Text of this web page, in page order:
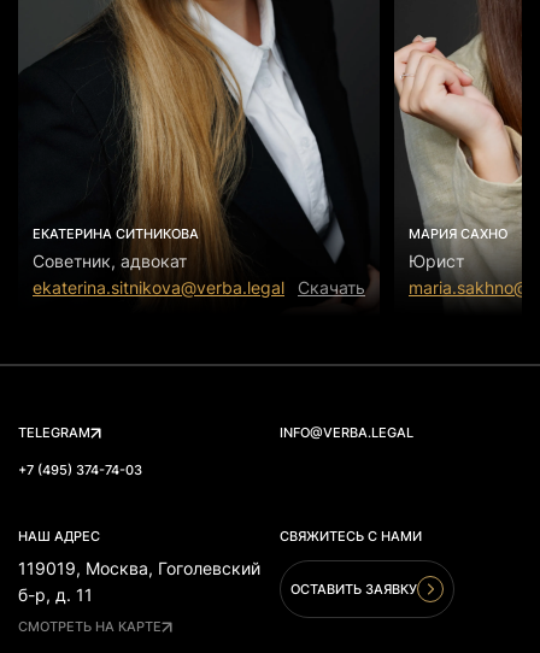
ЕКАТЕРИНА СИТНИКОВА
Советник, адвокат
ekaterina.sitnikova@verba.legal
Скачать
МАРИЯ САХНО
Юрист
TELEGRAM INFO@VERBA.LEGAL
+7 (495) 374-74-03
НАШ АДРЕС
119019, Москва, Гоголевский
б-р, д. 11
СМОТРЕТЬ НА КАРТЕ
СВЯЖИТЕСЬ С НАМИ
ОСТАВИТЬ ЗАЯВКУ